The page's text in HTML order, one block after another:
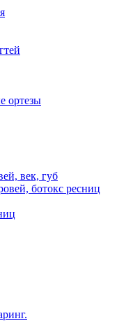
ортезы
век, губ
бoтoкс ресниц